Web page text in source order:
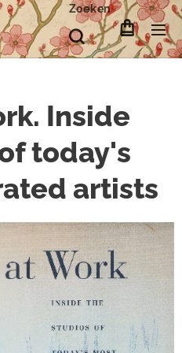
Zoeken
Inside
today's
artists